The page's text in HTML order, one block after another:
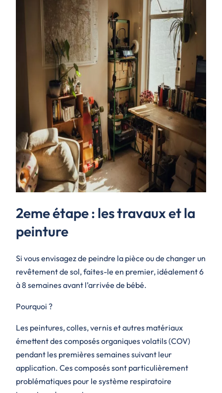
2eme étape : les travaux et la
peinture
Si vous envisagez de peindre la pièce ou de changer un
revêtement de sol, faites-le en premier, idéalement 6
à 8 semaines avant l’arrivée de bébé.
Pourquoi ?
Les peintures, colles, vernis et autres matériaux
émettent des composés organiques volatils (COV)
pendant les premières semaines suivant leur
application. Ces composés sont particulièrement
problématiques pour le système respiratoire